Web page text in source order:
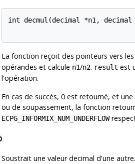
int decmul(decimal *n1,
La fonction reçoit des pointeurs vers
opérandes et calcule n1/n2. result est
l'opération.
En cas de succès, 0 est retourné, et
ou de soupassement, la fonction
ECPG_INFORMIX_NUM_UNDERFLOW
Soustrait une valeur decimal d'une autre.